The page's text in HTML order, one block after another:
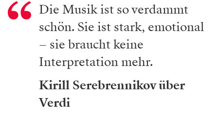
Sie haben bereits in „Parsifal“ sehr dezent
Videozuspielungen eingebaut, um etwas
eingerostete Libretti-Passagen neu und schneller zu
erzählen. Was erwartet uns bei „Don Carlo“?
Ich komme aus dem Theater, ich habe Theater gelernt
das nur, weil manche glauben, es sei umgekehrt. Wir
haben ein paar Dreharbeiten für den Verdi und werden